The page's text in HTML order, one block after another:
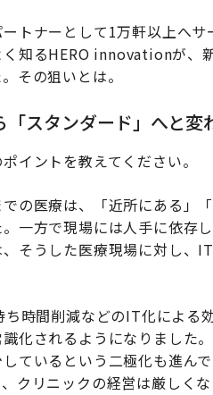
トナーとして1万軒以上へ
知るHERO innovationが、
その狙いとは。
スタンダード」へと変
イントを教えてください。
での医療は、「近所にある」
一方で現場には人手に依存
そうした医療現場に対し、
時間削減などのIT化による
化されるようになりました
ているという二極化も進ん
クリニックの経営は厳しくな